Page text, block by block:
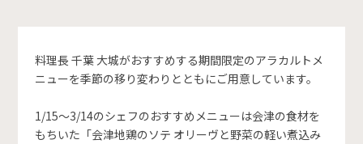
料理長 千葉 大城がおすすめする期間限定のアラカルトメ
ニューを季節の移り変わりとともにご用意しています。
1/15〜3/14のシェフのおすすめメニューは会津の食材を
もちいた「会津地鶏のソテ オリーヴと野菜の軽い煮込み